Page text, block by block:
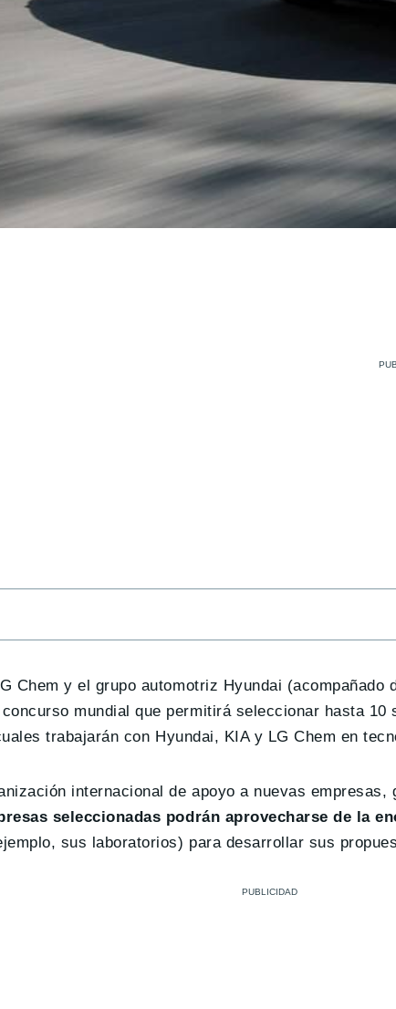
Chem y el grupo automotriz Hyundai
mundial que permitirá seleccionar hasta
trabajarán con Hyundai, KIA y LG Chem en
internacional de apoyo a nuevas
seleccionadas podrán aprovecharse de la
sus laboratorios) para desarrollar sus